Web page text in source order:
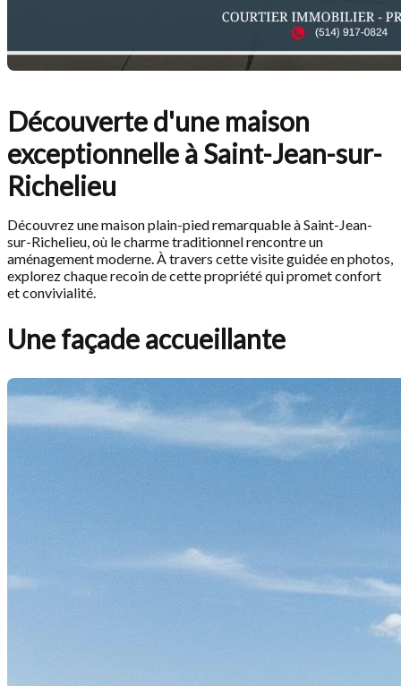
Découverte d'une maison
exceptionnelle à Saint-Jean-sur-
Richelieu
Découvrez une maison plain-pied remarquable à Saint-Jean-
sur-Richelieu, où le charme traditionnel rencontre un
aménagement moderne. À travers cette visite guidée en photos,
explorez chaque recoin de cette propriété qui promet confort
et convivialité.
Une façade accueillante